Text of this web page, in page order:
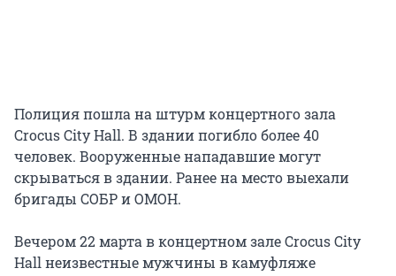
Полиция пошла на штурм концертного зала
Crocus City Hall. В здании погибло более 40
человек. Вооруженные нападавшие могут
скрываться в здании. Ранее на место выехали
бригады СОБР и ОМОН.
Вечером 22 марта в концертном зале Crocus City
Hall неизвестные мужчины в камуфляже